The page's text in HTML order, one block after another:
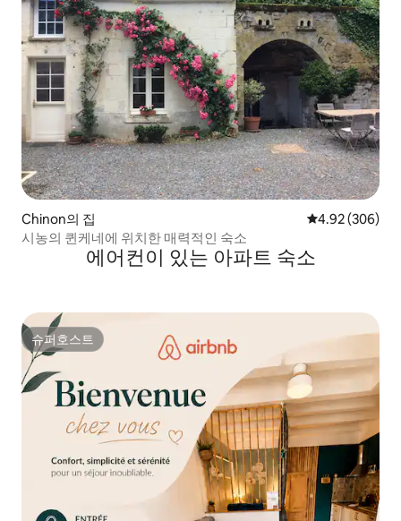
Chinon의 집 평점 4.92점(5
4.92 (306)
시농의 퀸케네에 위치한 매력적인 숙소
에어컨이 있는 아파트 숙소
슈퍼호스트
슈퍼호스트